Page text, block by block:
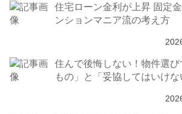
住宅ローン金利が上昇 固定
ンションマニア流の考え方
住んで後悔しない！物件選
もの」と「妥協してはいけな